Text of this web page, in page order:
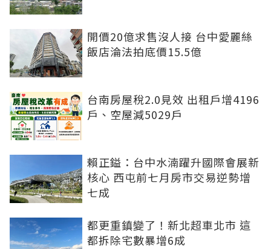
開價20億求售沒人接 台中愛麗絲
飯店淪法拍底價15.5億
台南房屋稅2.0見效 出租戶增4196
戶、空屋減5029戶
賴正鎰：台中水湳躍升國際會展新
核心 西屯前七月房市交易逆勢增
七成
都更重鎮變了！新北超車北市 這
都拆除宅數暴增6成